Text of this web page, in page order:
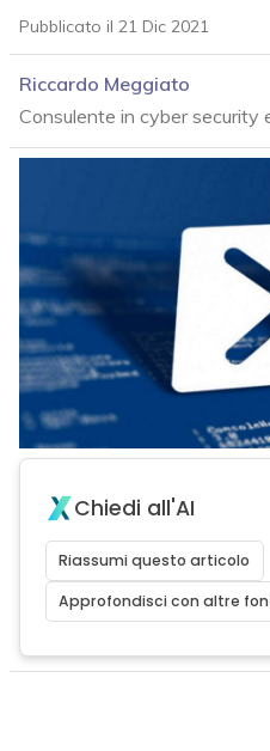
Pubblicato il 21 Dic 2021
Riccardo Meggiato
Consulente in cyber security
Chiedi all'AI
Riassumi questo articolo
Approfondisci con altre